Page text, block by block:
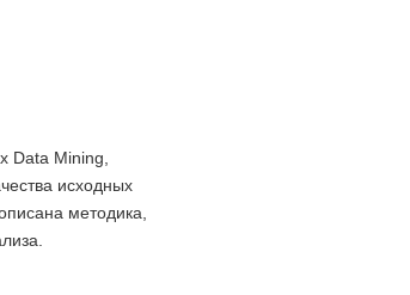
Data Mining,
исходных
методика,